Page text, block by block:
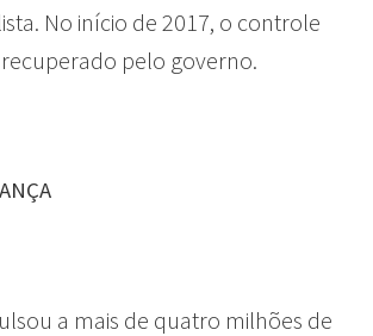
No início de 2017, o controle
pelo governo.
a mais de quatro milhões de